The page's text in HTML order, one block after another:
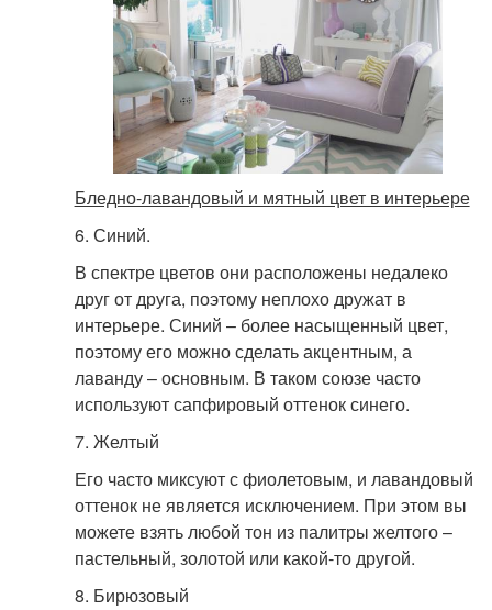
Бледно-лавандовый и мятный цвет в интерьере
6. Синий.
В спектре цветов они расположены недалеко
друг от друга, поэтому неплохо дружат в
интерьере. Синий – более насыщенный цвет,
поэтому его можно сделать акцентным, а
лаванду – основным. В таком союзе часто
используют сапфировый оттенок синего.
7. Желтый
Его часто миксуют с фиолетовым, и лавандовый
оттенок не является исключением. При этом вы
можете взять любой тон из палитры желтого –
пастельный, золотой или какой-то другой.
8. Бирюзовый